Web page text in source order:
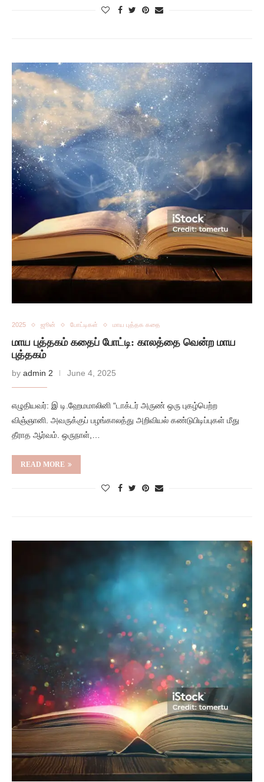
2025 ஜூன் போட்டிகள் மாய புத்தக கதை
மாய புத்தகம் கதைப் போட்டி: காலத்தை வென்ற மாய
புத்தகம்
by admin 2 June 4, 2025
எழுதியவர்: இ டி.ஹேமமாலினி “டாக்டர் அருண் ஒரு புகழ்பெற்ற
விஞ்ஞானி. அவருக்குப் பழங்காலத்து அறிவியல் கண்டுபிடிப்புகள் மீது
தீராத ஆர்வம். ஒருநாள்,…
READ MORE